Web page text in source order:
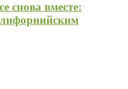
снова вместе: